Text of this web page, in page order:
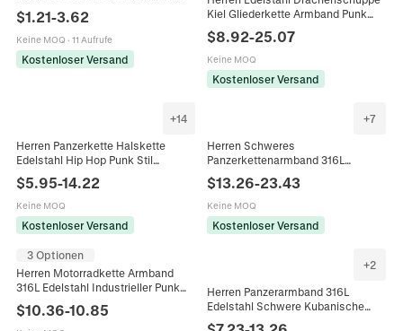
Punk Streetwear Herrenschmuck
$1.21-3.62
Keine MOQ · 11 Aufrufe
Kostenloser Versand
Kiel Gliederkette Armband Punk
Handschmuck Für Männer
$8.92-25.07
Keine MOQ
Kostenloser Versand
+14
Herren Panzerkette Halskette
Edelstahl Hip Hop Punk Stil
Streetwear Schmuck Poliert
$5.95-14.22
Keine MOQ
Kostenloser Versand
+7
Herren Schweres
Panzerkettenarmband 316L
Edelstahl Retro Industriell Dicke
Kette Biker Punk Schmuck Mit
Schnalle
$13.26-23.43
Keine MOQ
Kostenloser Versand
3 Optionen
Herren Motorradkette Armband
316L Edelstahl Industrieller Punk
Retro Biker Stil Handschmuck Für
Männer
$10.36-10.85
+2
Herren Panzerarmband 316L
Edelstahl Schwere Kubanische
Gliederkette Punk Stil Schmuck